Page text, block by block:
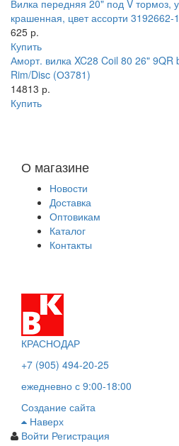
Вилка передняя 20" под V тормоз,
крашенная, цвет ассорти 3192662-
625 р.
Купить
Аморт. вилка XC28 Coil 80 26" 9QR
Rim/Disc (О3781)
14813 р.
Купить
О магазине
Новости
Доставка
Оптовикам
Каталог
Контакты
КРАСНОДАР
+7 (905) 494-20-25
ежедневно с 9:00-18:00
Создание сайта
Наверх
Войти Регистрация